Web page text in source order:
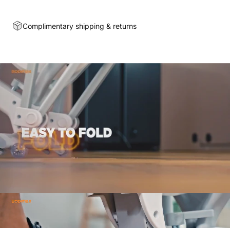
Complimentary shipping & returns